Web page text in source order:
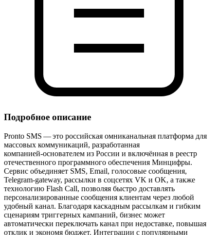
Подробное описание
Pronto SMS — это российская омниканальная платформа для
массовых коммуникаций, разработанная
компанией‑основателем из России и включённая в реестр
отечественного программного обеспечения Минцифры.
Сервис объединяет SMS, Email, голосовые сообщения,
Telegram‑gateway, рассылки в соцсетях VK и OK, а также
технологию Flash Call, позволяя быстро доставлять
персонализированные сообщения клиентам через любой
удобный канал. Благодаря каскадным рассылкам и гибким
сценариям триггерных кампаний, бизнес может
автоматически переключать канал при недоставке, повышая
отклик и экономя бюджет. Интеграции с популярными